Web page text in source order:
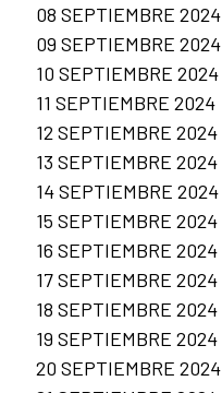
08 SEPTIEMBRE 2024
09 SEPTIEMBRE 2024
10 SEPTIEMBRE 2024
11 SEPTIEMBRE 2024
12 SEPTIEMBRE 2024
13 SEPTIEMBRE 2024
14 SEPTIEMBRE 2024
15 SEPTIEMBRE 2024
16 SEPTIEMBRE 2024
17 SEPTIEMBRE 2024
18 SEPTIEMBRE 2024
19 SEPTIEMBRE 2024
20 SEPTIEMBRE 2024